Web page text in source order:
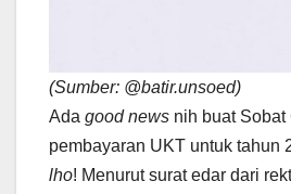
(Sumber: @batir.unsoed)
Ada good news nih buat Sobat
pembayaran UKT untuk tahun
lho! Menurut surat edar dari